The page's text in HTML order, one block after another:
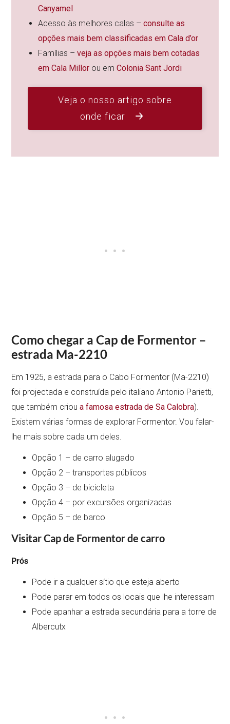
Canyamel
Acesso às melhores calas –consulte as
opções mais bem classificadas em Cala d’or
Famílias –veja as opções mais bem cotadas
em Cala Millor ou emColonia Sant Jordi
Veja o nosso artigo sobre
onde ficar
Como chegar a Cap de Formentor –
estrada Ma-2210
Em 1925, a estrada para o Cabo Formentor (Ma-2210)
foi projectada e construída pelo italiano Antonio Parietti,
que também crioua famosa estrada de Sa Calobra).
Existem várias formas de explorar Formentor. Vou falar-
lhe mais sobre cada um deles.
Opção 1 – de carro alugado
Opção 2 – transportes públicos
Opção 3 – de bicicleta
Opção 4 – por excursões organizadas
Opção 5 – de barco
Visitar Cap de Formentor de carro
Prós
Pode ir a qualquer sítio que esteja aberto
Pode parar em todos os locais que lhe interessam
Pode apanhar a estrada secundária para a torre de
Albercutx